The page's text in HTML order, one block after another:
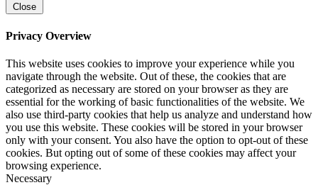
Close
Privacy Overview
This website uses cookies to improve your experience while you
navigate through the website. Out of these, the cookies that are
categorized as necessary are stored on your browser as they are
essential for the working of basic functionalities of the website. We
also use third-party cookies that help us analyze and understand how
you use this website. These cookies will be stored in your browser
only with your consent. You also have the option to opt-out of these
cookies. But opting out of some of these cookies may affect your
browsing experience.
Necessary